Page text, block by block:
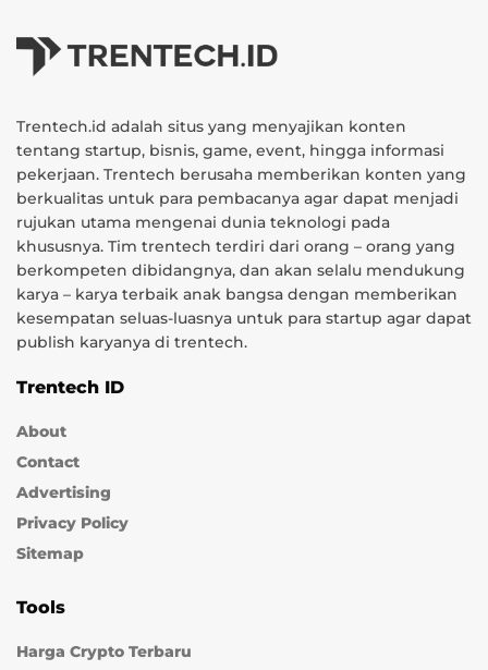
Trentech.id adalah situs yang menyajikan konten
tentang startup, bisnis, game, event, hingga informasi
pekerjaan. Trentech berusaha memberikan konten yang
berkualitas untuk para pembacanya agar dapat menjadi
rujukan utama mengenai dunia teknologi pada
khususnya. Tim trentech terdiri dari orang – orang yang
berkompeten dibidangnya, dan akan selalu mendukung
karya – karya terbaik anak bangsa dengan memberikan
kesempatan seluas-luasnya untuk para startup agar dapat
publish karyanya di trentech.
Trentech ID
About
Contact
Advertising
Privacy Policy
Sitemap
Tools
Harga Crypto Terbaru